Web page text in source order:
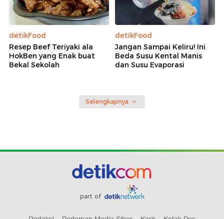
detikFood
Resep Beef Teriyaki ala
HokBen yang Enak buat
Bekal Sekolah
detikFood
Jangan Sampai Keliru! Ini
Beda Susu Kental Manis
dan Susu Evaporasi
Selengkapnya
part of